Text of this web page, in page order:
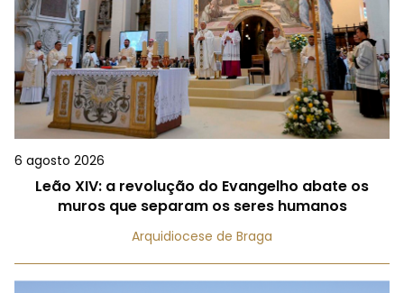
6 agosto 2026
Leão XIV: a revolução do Evangelho abate os
muros que separam os seres humanos
Arquidiocese de Braga